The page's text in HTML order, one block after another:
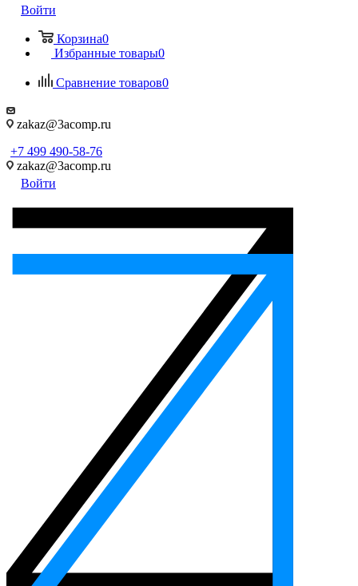
Войти
Корзина0
Избранные товары0
Сравнение товаров0
zakaz@3acomp.ru
+7 499 490-58-76
zakaz@3acomp.ru
Войти